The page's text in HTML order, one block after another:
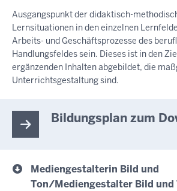
Ausgangspunkt der didaktisch-
Lernsituationen in den einzelnen
Arbeits- und Geschäftsprozesse des
Handlungsfeldes sein. Dieses ist in den
ergänzenden Inhalten abgebildet, die
Unterrichtsgestaltung sind.
Bildungsplan zum
Mediengestalterin Bild und
Ton/Mediengestalter Bild und